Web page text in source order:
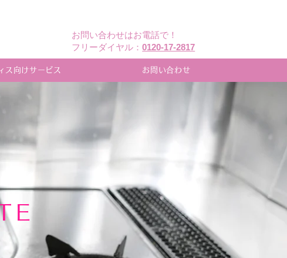
お問い合わせはお電話で！
​フリーダイヤル：0120-17-2817
ス向けサービス お問い合わせ